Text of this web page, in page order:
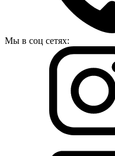
Мы в соц сетях: